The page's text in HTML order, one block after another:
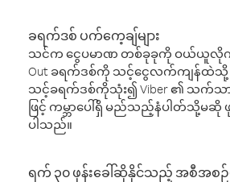
ခရက်ဒစ် ပက်ကေ့ချ်များ
သင်က ငွေပမာဏ တစ်ခုခုကို ဝယ်ယူလိုက်
Out ခရက်ဒစ်ကို သင့်ငွေလက်ကျန်ထဲသို့
သင့်ခရက်ဒစ်ကိုသုံး၍ Viber ၏ သက်သာသ
ဖြင့် ကမ္ဘာပေါ်ရှိ မည်သည့်နံပါတ်သို့မဆို
ပါသည်။
ရက် ၃၀ ဖုန်းခေါ်ဆိုနိုင်သည့် အစီအစဉ်မ